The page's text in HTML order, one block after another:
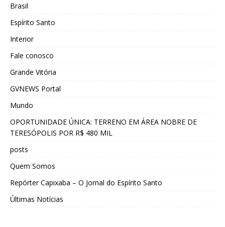
Brasil
Espírito Santo
Interior
Fale conosco
Grande Vitória
GVNEWS Portal
Mundo
OPORTUNIDADE ÚNICA: TERRENO EM ÁREA NOBRE DE
TERESÓPOLIS POR R$ 480 MIL
posts
Quem Somos
Repórter Capixaba – O Jornal do Espírito Santo
Últimas Notícias